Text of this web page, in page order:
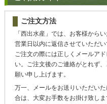
ご注文方法
「西出水産」では、お客様から
営業日以内に返信させていただい
ご注文の際には正しくメールア
い。ご注文後のご連絡がとれず
願い申し上げます。
万一、メールをお送りいただい
合は、大変お手数をお掛け致し